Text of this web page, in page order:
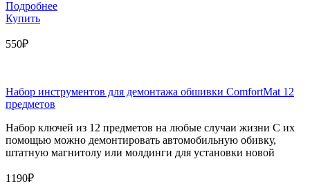
Подробнее
Купить
550₽
Набор инструментов для демонтажа обшивки ComfortMat 12
предметов
Набор ключей из 12 предметов на любые случаи жизни С их
помощью можно демонтировать автомобильную обивку,
штатную магнитолу или молдинги для установки новой
1190₽